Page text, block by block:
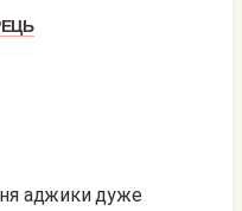
аджики дуже